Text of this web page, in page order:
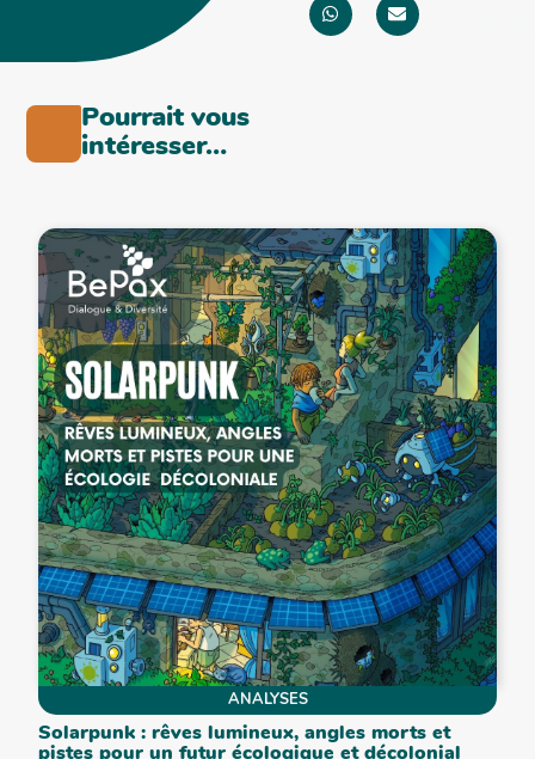
Pourrait vous
intéresser…
ANALYSES
Solarpunk : rêves lumineux, angles morts et
pistes pour un futur écologique et décolonial